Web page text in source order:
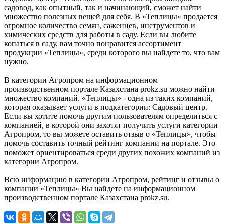
садовод, как опытный, так и начинающий, сможет найти
множество полезных вещей для себя. В «Теплицы» продается
огромное количество семян, саженцев, инструментов и
химических средств для работы в саду. Если вы любите
копаться в саду, вам точно понравится ассортимент
продукции «Теплицы», среди которого вы найдете то, что вам
нужно.
В категории Агропром на информационном
производственном портале Казахстана prokz.su можно найти
множество компаний. «Теплицы» - одна из таких компаний,
которая оказывает услуги в подкатегории: Садовый центр.
Если вы хотите помочь другим пользователям определиться с
компанией, в которой они захотят получить услуги категории
Агропром, то вы можете оставить отзыв о «Теплицы», чтобы
помочь составить точный рейтинг компании на портале. Это
поможет ориентироваться среди других похожих компаний из
категории Агропром.
Всю информацию в категории Агропром, рейтинг и отзывы о
компании «Теплицы» Вы найдете на информационном
производственном портале Казахстана prokz.su.